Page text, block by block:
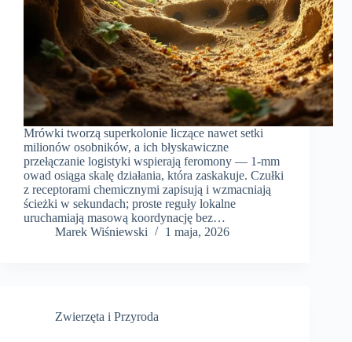
Mrówki tworzą superkolonie liczące nawet setki
milionów osobników, a ich błyskawiczne
przełączanie logistyki wspierają feromony — 1‑mm
owad osiąga skalę działania, która zaskakuje. Czułki
z receptorami chemicznymi zapisują i wzmacniają
ścieżki w sekundach; proste reguły lokalne
uruchamiają masową koordynację bez…
Marek Wiśniewski
1 maja, 2026
Zwierzęta i Przyroda